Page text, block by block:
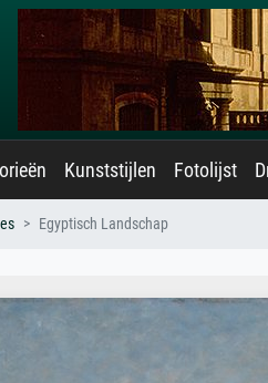
Kunststijlen Fotolijst
Egyptisch Landschap